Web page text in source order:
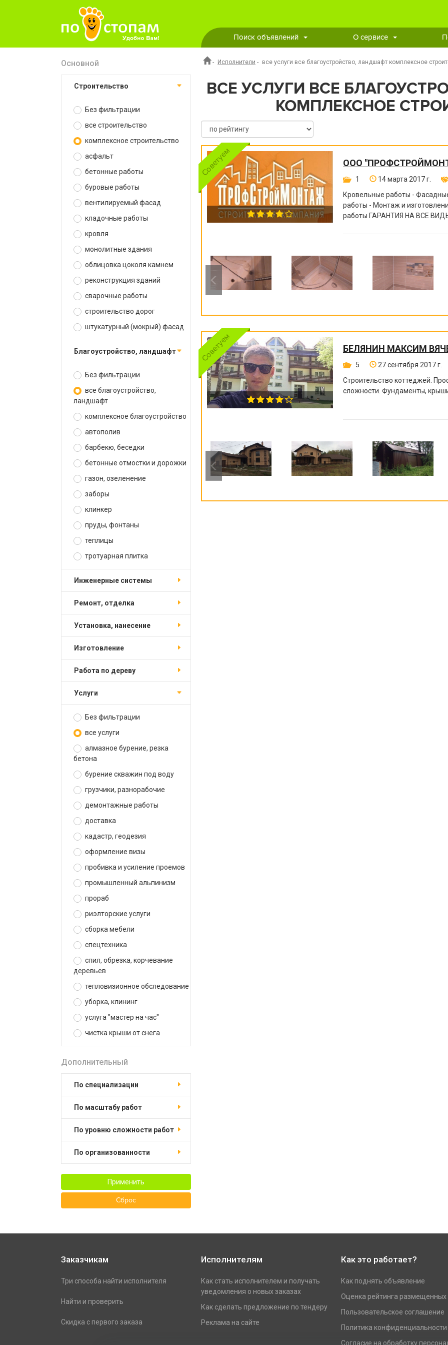
Поиск объявлений О сервисе
Основной
строительство
Без фильтрации
все строительство
комплексное строительство
асфальт
бетонные работы
буровые работы
вентилируемый фасад
кладочные работы
кровля
монолитные здания
облицовка цоколя камнем
реконструкция зданий
сварочные работы
строительство дорог
штукатурный (мокрый) фасад
благоустройство, ландшафт
Без фильтрации
все благоустройство,
ландшафт
комплексное благоустройство
автополив
барбекю, беседки
бетонные отмостки и дорожки
газон, озеленение
заборы
клинкер
пруды, фонтаны
теплицы
тротуарная плитка
инженерные системы
ремонт, отделка
установка, нанесение
изготовление
работа по дереву
услуги
Без фильтрации
все услуги
алмазное бурение, резка
бетона
бурение скважин под воду
грузчики, разнорабочие
демонтажные работы
доставка
кадастр, геодезия
оформление визы
пробивка и усиление проемов
промышленный альпинизм
прораб
риэлторские услуги
сборка мебели
спецтехника
спил, обрезка, корчевание
деревьев
тепловизионное обследование
уборка, клининг
услуга "мастер на час"
чистка крыши от снега
Дополнительный
по специализации
по масштабу работ
по уровню сложности работ
по организованности
Применить
Сброс
- Исполнители - все услуги все благоустройство, ландшафт комплексное
ВСЕ УСЛУГИ ВСЕ
КОМПЛЕКСНОЕ
ООО
1 14 марта 2017 г.
Кровельные работы -
работы - Монтаж и
работы ГАРАНТИЯ НА ВСЕ
БЕЛЯНИН МАКСИМ
5 27 сентября 2017 г.
Строительство коттеджей.
сложности. Фундаменты,
Заказчикам
Три способа найти исполнителя
Найти и проверить
Скидка с первого заказа
Исполнителям
Как стать исполнителем и получать
уведомления о новых заказах
Как сделать предложение по тендеру
Реклама на сайте
Как это работает?
Как поднять объявление
Оценка рейтинга размещенных
Пользовательское соглашение
Политика конфиденциальности
Согласие на обработку